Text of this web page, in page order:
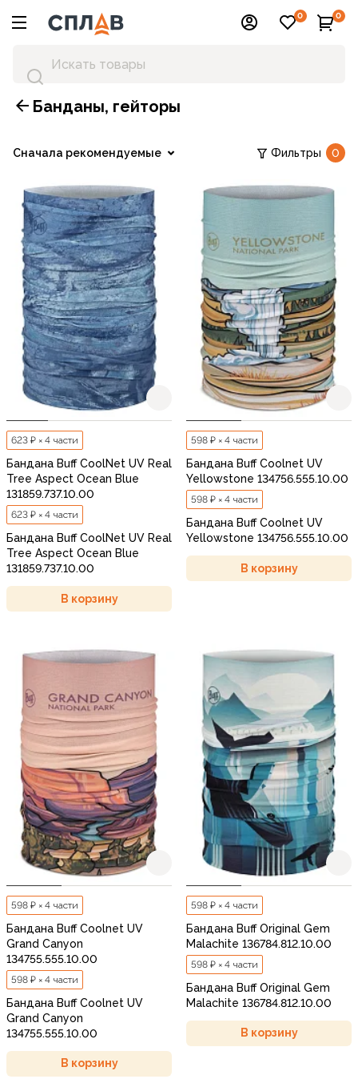
0 0
Банданы, гейторы
Сначала рекомендуемые Фильтры 0
623 ₽ × 4 части
Бандана Buff CoolNet UV Real
Tree Aspect Ocean Blue
131859.737.10.00
623 ₽ × 4 части
Бандана Buff CoolNet UV Real
Tree Aspect Ocean Blue
131859.737.10.00
В корзину
598 ₽ × 4 части
Бандана Buff Coolnet UV
Yellowstone 134756.555.10.00
598 ₽ × 4 части
Бандана Buff Coolnet UV
Yellowstone 134756.555.10.00
В корзину
598 ₽ × 4 части
Бандана Buff Coolnet UV
Grand Canyon
134755.555.10.00
598 ₽ × 4 части
Бандана Buff Coolnet UV
Grand Canyon
134755.555.10.00
В корзину
598 ₽ × 4 части
Бандана Buff Original Gem
Malachite 136784.812.10.00
598 ₽ × 4 части
Бандана Buff Original Gem
Malachite 136784.812.10.00
В корзину